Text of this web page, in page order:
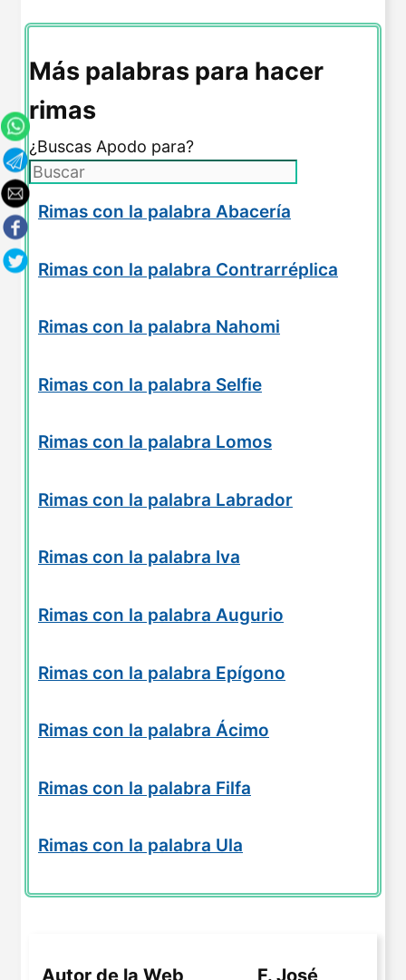
Más palabras para hacer
rimas
¿Buscas Apodo para?
Rimas con la palabra Abacería
Rimas con la palabra Contrarréplica
Rimas con la palabra Nahomi
Rimas con la palabra Selfie
Rimas con la palabra Lomos
Rimas con la palabra Labrador
Rimas con la palabra Iva
Rimas con la palabra Augurio
Rimas con la palabra Epígono
Rimas con la palabra Ácimo
Rimas con la palabra Filfa
Rimas con la palabra Ula
Autor de la Web F. José